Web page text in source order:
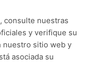
consulte nuestras
y verifique su
nuestro sitio web y
asociada su